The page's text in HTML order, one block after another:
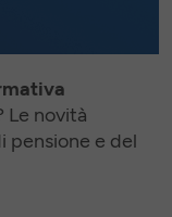
Le novità
pensione e del